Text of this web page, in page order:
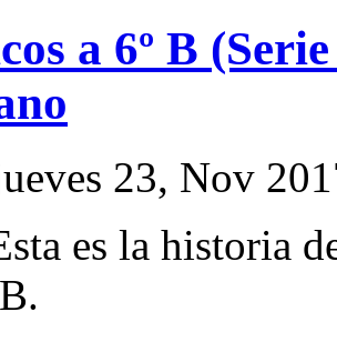
a 6º B
23, Nov
es la historia